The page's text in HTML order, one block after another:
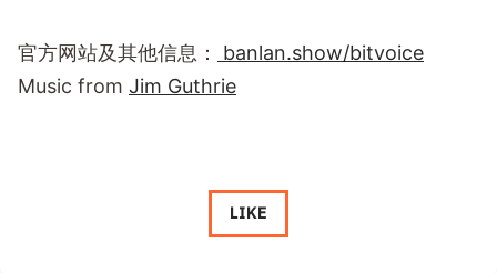
官方网站及其他信息：
banlan.show/bitvoice
Music from Jim Guthrie
LIKE